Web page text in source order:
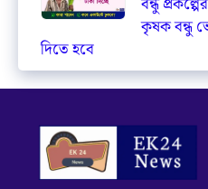
কৃষক বন্ধু
দিতে হবে